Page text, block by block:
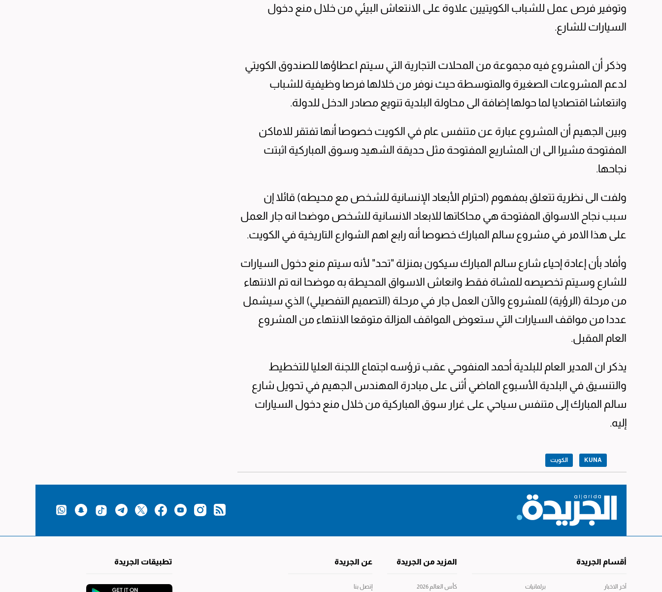
وتوفير فرص عمل للشباب الكويتيين علاوة على الانتعاش البيئي من خلال منع دخول
السيارات للشارع.
وذكر أن المشروع فيه مجموعة من المحلات التجارية التي سيتم اعطاؤها للصندوق الكويتي
لدعم المشروعات الصغيرة والمتوسطة حيث نوفر من خلالها فرصا وظيفية للشباب
وانتعاشا اقتصاديا لما حولها إضافة الى محاولة البلدية تنويع مصادر الدخل للدولة.
وبين الجهيم أن المشروع عبارة عن متنفس عام في الكويت خصوصا أنها تفتقر للاماكن
المفتوحة مشيرا الى ان المشاريع المفتوحة مثل حديقة الشهيد وسوق المباركية اثبتت
نجاحها.
ولفت الى نظرية تتعلق بمفهوم (احترام الأبعاد الإنسانية للشخص مع محيطه) قائلا إن
سبب نجاح الاسواق المفتوحة هي محاكاتها للابعاد الانسانية للشخص موضحا انه جار العمل
على هذا الامر في مشروع سالم المبارك خصوصا أنه رابع اهم الشوارع التاريخية في الكويت.
وأفاد بأن إعادة إحياء شارع سالم المبارك سيكون بمنزلة "تحد" لأنه سيتم منع دخول السيارات
للشارع وسيتم تخصيصه للمشاة فقط وانعاش الاسواق المحيطة به موضحا انه تم الانتهاء
من مرحلة (الرؤية) للمشروع والآن العمل جار في مرحلة (التصميم التفصيلي) الذي سيشمل
عددا من مواقف السيارات التي ستعوض المواقف المزالة متوقعا الانتهاء من المشروع
العام المقبل.
يذكر ان المدير العام للبلدية أحمد المنفوحي عقب ترؤسه اجتماع اللجنة العليا للتخطيط
والتنسيق في البلدية الأسبوع الماضي أثنى على مبادرة المهندس الجهيم في تحويل شارع
سالم المبارك إلى متنفس سياحي على غرار سوق المباركية من خلال منع دخول السيارات
إليه.
KUNA الكويت
أقسام الجريدة
آخر الاخبار برلمانيات
المزيد من الجريدة
كأس العالم 2026
عن الجريدة
إتصل بنا
تطبيقات الجريدة